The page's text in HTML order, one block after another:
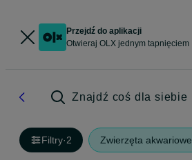
Przejdź do aplikacji
Otwieraj OLX jednym tapnięciem
Znajdź coś dla siebie
Filtry·2 Zwierzęta akwariowe